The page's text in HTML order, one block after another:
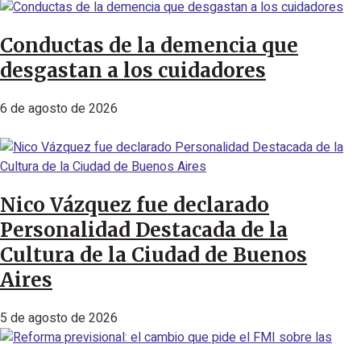
Conductas de la demencia que
desgastan a los cuidadores
6 de agosto de 2026
Nico Vázquez fue declarado
Personalidad Destacada de la
Cultura de la Ciudad de Buenos
Aires
5 de agosto de 2026